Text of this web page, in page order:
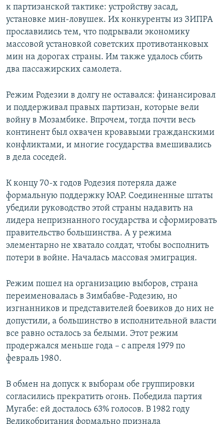
к партизанской тактике: устройству засад,
установке мин-ловушек. Их конкуренты из ЗИПРА
прославились тем, что подрывали экономику
массовой установкой советских противотанковых
мин на дорогах страны. Им также удалось сбить
два пассажирских самолета.
Режим Родезии в долгу не оставался: финансировал
и поддерживал правых партизан, которые вели
войну в Мозамбике. Впрочем, тогда почти весь
континент был охвачен кровавыми гражданскими
конфликтами, и многие государства вмешивались
в дела соседей.
К концу 70-х годов Родезия потеряла даже
формальную поддержку ЮАР. Соединенные штаты
убедили руководство этой страны надавить на
лидера непризнанного государства и сформировать
правительство большинства. А у режима
элементарно не хватало солдат, чтобы восполнить
потери в войне. Началась массовая эмиграция.
Режим пошел на организацию выборов, страна
переименовалась в Зимбабве-Родезию, но
изгнанников и представителей боевиков до них не
допустили, а большинство в исполнительной власти
все равно осталось за белыми. Этот режим
продержался меньше года – с апреля 1979 по
февраль 1980.
В обмен на допуск к выборам обе группировки
согласились прекратить огонь. Победила партия
Мугабе: ей досталось 63% голосов. В 1982 году
Великобритания формально признала